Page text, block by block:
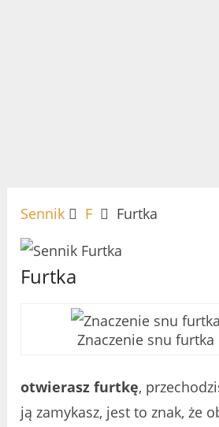
Sennik F Furtka
Furtka
Znaczenie snu furtka
otwierasz furtkę,
ją zamykasz, jest to znak, że